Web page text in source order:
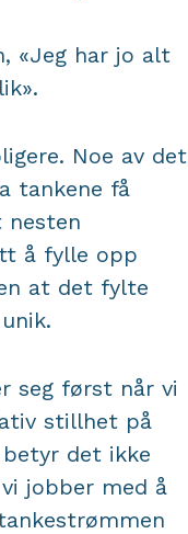
«Jeg har jo alt
Noe av det
tankene få
nesten
å fylle opp
at det fylte
seg først når vi
stillhet på
betyr det ikke
jobber med å